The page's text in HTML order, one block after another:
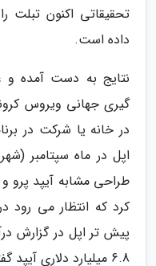
تحقیقاتی اکنون تبلت
داده است.
نتایج به دست آمده
گیری جهانی ویروس
در خانه یا شرکت در
اپل در ماه سپتامبر
طراحی مشابه آیپد پرو
کرد که انتظار می رود